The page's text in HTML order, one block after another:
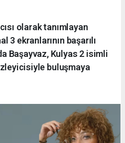
olarak tanımlayan
3 ekranlarının başarılı
Başayvaz, Kulyas 2 isimli
buluşmaya